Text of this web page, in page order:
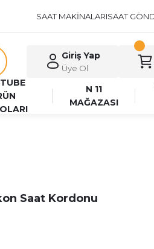
SAAT MAKİNALARISAAT
Giriş Yap
Üye Ol
N 11
MAĞAZASI
Saat Kordonu